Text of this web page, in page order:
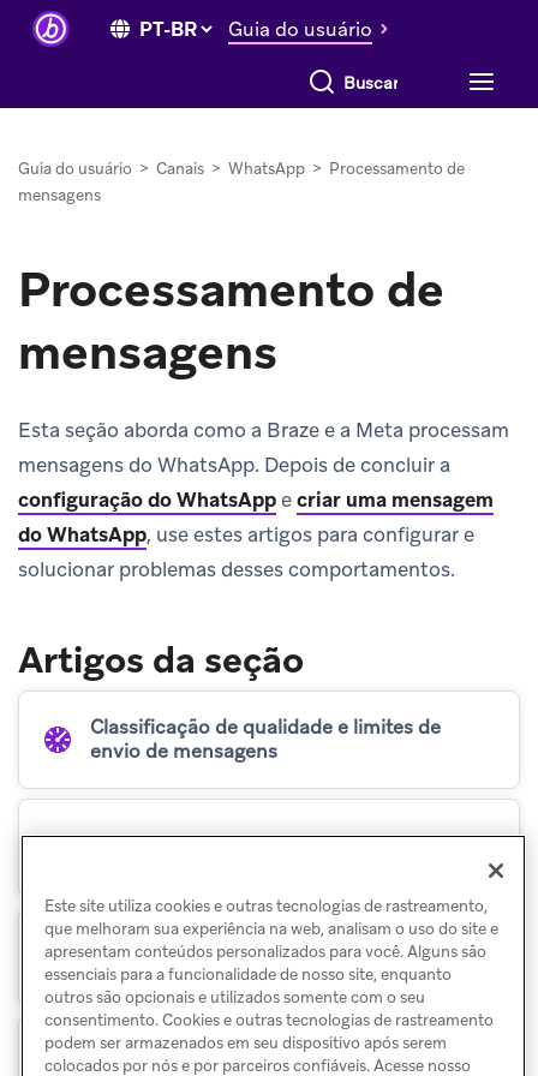
Guia do usuário
Buscar tudo
Guia do usuário > Canais > WhatsApp > Processamento de
mensagens
Processamento de
mensagens
Esta seção aborda como a Braze e a Meta processam
mensagens do WhatsApp. Depois de concluir a
configuração do WhatsAppecriar uma mensagem
do WhatsApp, use estes artigos para configurar e
solucionar problemas desses comportamentos.
Artigos da seção
Classificação de qualidade e limites de
envio de mensagens
Mensagens de usuários
Lidar com números de telefone
Este site utiliza cookies e outras tecnologias de rastreamento,
que melhoram sua experiência na web, analisam o uso do site e
apresentam conteúdos personalizados para você. Alguns são
essenciais para a funcionalidade de nosso site, enquanto
outros são opcionais e utilizados somente com o seu
consentimento. Cookies e outras tecnologias de rastreamento
podem ser armazenados em seu dispositivo após serem
colocados por nós e por parceiros confiáveis. Acesse nosso